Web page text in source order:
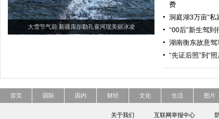
大雪节气前 新疆库尔勒孔雀河现美丽冰凌
费
洞庭湖3万亩“私
“00后”新生驾到
湖南衡东故意
“先证后照”到“
首页 国际 国内 财经 文化 生活 图片
关于我们 互联网举报中心